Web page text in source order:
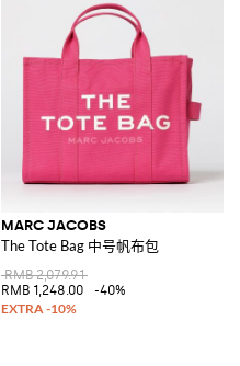
MARC JACOBS
The Tote Bag 中号帆布包
RMB 2,079.91
RMB 1,248.00
-40%